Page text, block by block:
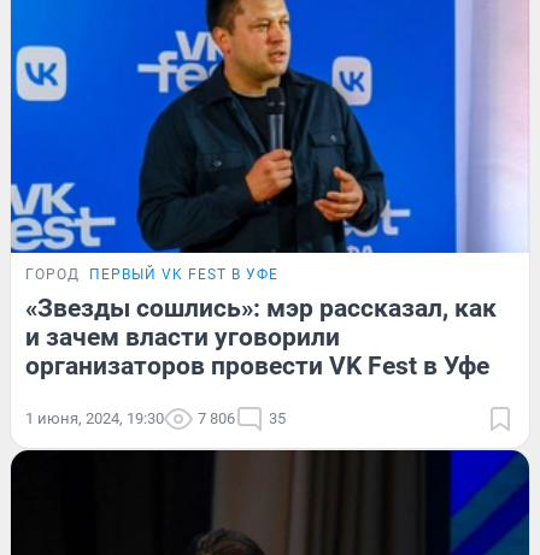
ГОРОД ПЕРВЫЙ VK FEST В УФЕ
«Звезды сошлись»: мэр рассказал, как
и зачем власти уговорили
организаторов провести VK Fest в Уфе
1 июня, 2024, 19:30 7 806 35